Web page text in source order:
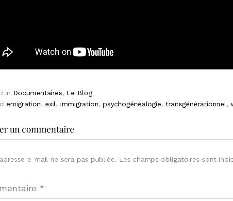
in Documentaires, Le Blog
emigration, exil, immigration, psychogénéalogie, transgénérationnel,
un commentaire
e-mail ne sera pas publiée. Les champs obligatoires sont
*